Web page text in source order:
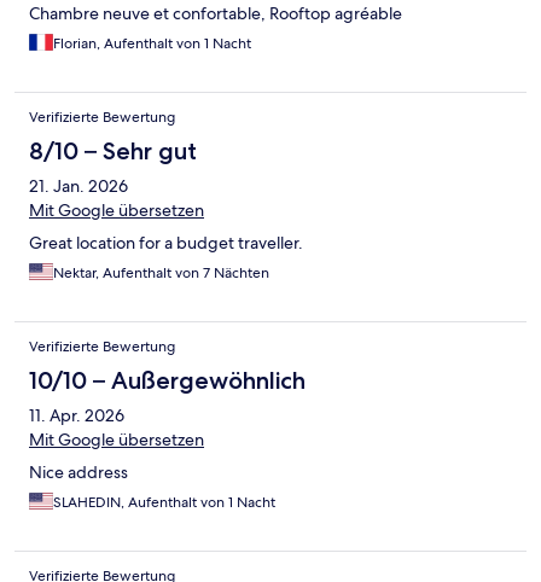
Chambre neuve et confortable, Rooftop agréable
Florian, Aufenthalt von 1 Nacht
Verifizierte Bewertung
8/10 – Sehr gut
21. Jan. 2026
Mit Google übersetzen
Great location for a budget traveller.
Nektar, Aufenthalt von 7 Nächten
Verifizierte Bewertung
10/10 – Außergewöhnlich
11. Apr. 2026
Mit Google übersetzen
Nice address
SLAHEDIN, Aufenthalt von 1 Nacht
Verifizierte Bewertung